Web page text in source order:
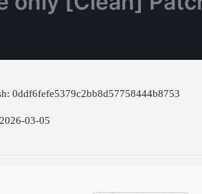
0ddf6fefe5379c2bb8d57758444b8753
2026-03-05